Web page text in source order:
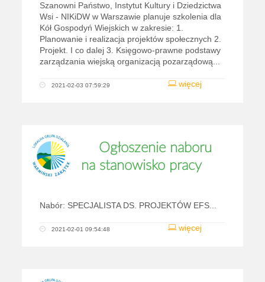
Szanowni Państwo, Instytut Kultury i Dziedzictwa
Wsi - NIKiDW w Warszawie planuje szkolenia dla
Kół Gospodyń Wiejskich w zakresie: 1.
Planowanie i realizacja projektów społecznych 2.
Projekt. I co dalej 3. Księgowo-prawne podstawy
zarządzania wiejską organizacją pozarządową...
więcej
2021-02-03 07:59:29
Ogłoszenie naboru
na stanowisko pracy
Nabór: SPECJALISTA DS. PROJEKTÓW EFS...
więcej
2021-02-01 09:54:48